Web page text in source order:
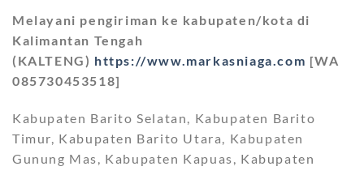
Melayani pengiriman ke kabupaten/kota di
Kalimantan Tengah
(KALTENG) https://www.markasniaga.com [WA
085730453518]
Kabupaten Barito Selatan, Kabupaten Barito
Timur, Kabupaten Barito Utara, Kabupaten
Gunung Mas, Kabupaten Kapuas, Kabupaten